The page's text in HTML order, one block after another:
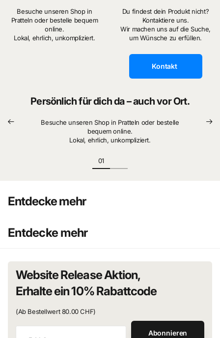
Besuche unseren Shop in
Pratteln oder bestelle bequem
online.
Lokal, ehrlich, unkompliziert.
Du findest dein Produkt nicht?
Kontaktiere uns.
Wir machen uns auf die Suche,
um Wünsche zu erfüllen.
Kontakt
Persönlich für dich da – auch vor Ort.
Besuche unseren Shop in Pratteln oder bestelle
bequem online.
Lokal, ehrlich, unkompliziert.
Entdecke mehr
Entdecke mehr
Website Release Aktion,
Erhalte ein 10% Rabattcode
(Ab Bestellwert 80.00 CHF)
Abonnieren